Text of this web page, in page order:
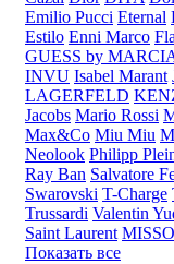
Emilio Pucci Eternal
Estilo Enni Marco
GUESS by
INVU Isabel Marant
LAGERFELD
Jacobs Mario Rossi
Max&Co Miu Miu
Neolook Philipp
Ray Ban Salvatore
Swarovski T-Charge
Trussardi Valentin
Saint Laurent
Показать все